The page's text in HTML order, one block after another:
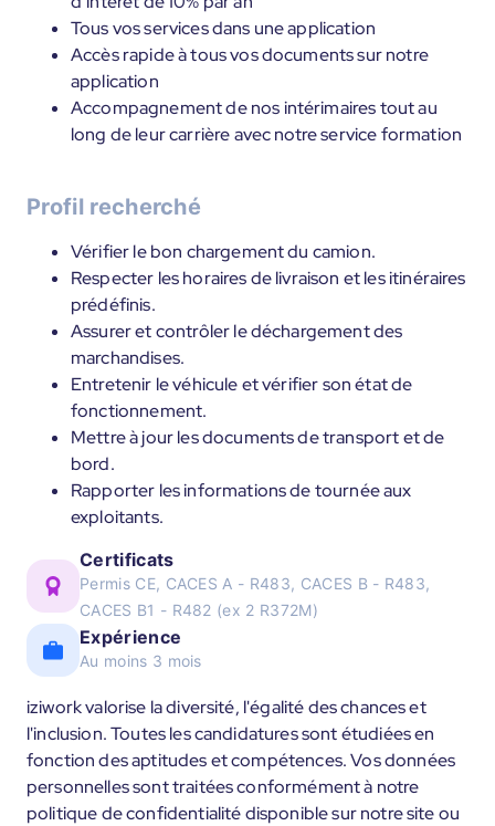
Tous vos services dans une application
Accès rapide à tous vos documents sur notre
application
Accompagnement de nos intérimaires tout au
long de leur carrière avec notre service formation
Profil recherché
Vérifier le bon chargement du camion.
Respecter les horaires de livraison et les itinéraires
prédéfinis.
Assurer et contrôler le déchargement des
marchandises.
Entretenir le véhicule et vérifier son état de
fonctionnement.
Mettre à jour les documents de transport et de
bord.
Rapporter les informations de tournée aux
exploitants.
Certificats
Permis CE, CACES A - R483, CACES B - R483,
CACES B1 - R482 (ex 2 R372M)
Expérience
Au moins 3 mois
iziwork valorise la diversité, l'égalité des chances et
l'inclusion. Toutes les candidatures sont étudiées en
fonction des aptitudes et compétences. Vos données
personnelles sont traitées conformément à notre
politique de confidentialité disponible sur notre site ou